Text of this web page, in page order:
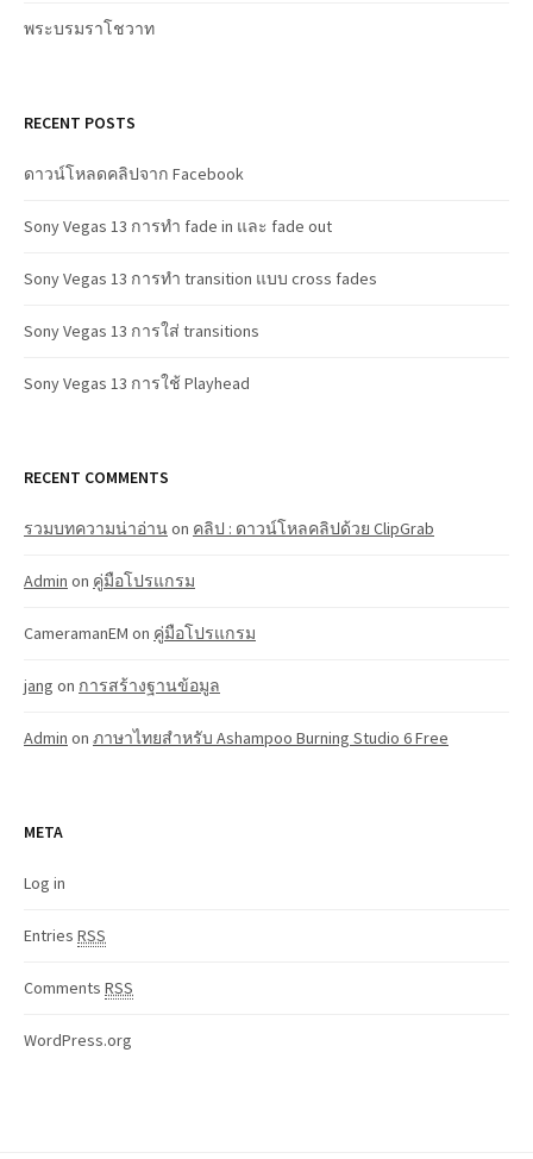
พระบรมราโชวาท
RECENT POSTS
ดาวน์โหลดคลิปจาก Facebook
Sony Vegas 13 การทำ fade in และ fade out
Sony Vegas 13 การทำ transition แบบ cross fades
Sony Vegas 13 การใส่ transitions
Sony Vegas 13 การใช้ Playhead
RECENT COMMENTS
รวมบทความน่าอ่านon คลิป : ดาวน์โหลคลิปด้วย ClipGrab
Admin on คู่มือโปรแกรม
CameramanEM on คู่มือโปรแกรม
jang on การสร้างฐานข้อมูล
Admin on ภาษาไทยสำหรับ Ashampoo Burning Studio 6 Free
META
Log in
Entries RSS
Comments RSS
WordPress.org